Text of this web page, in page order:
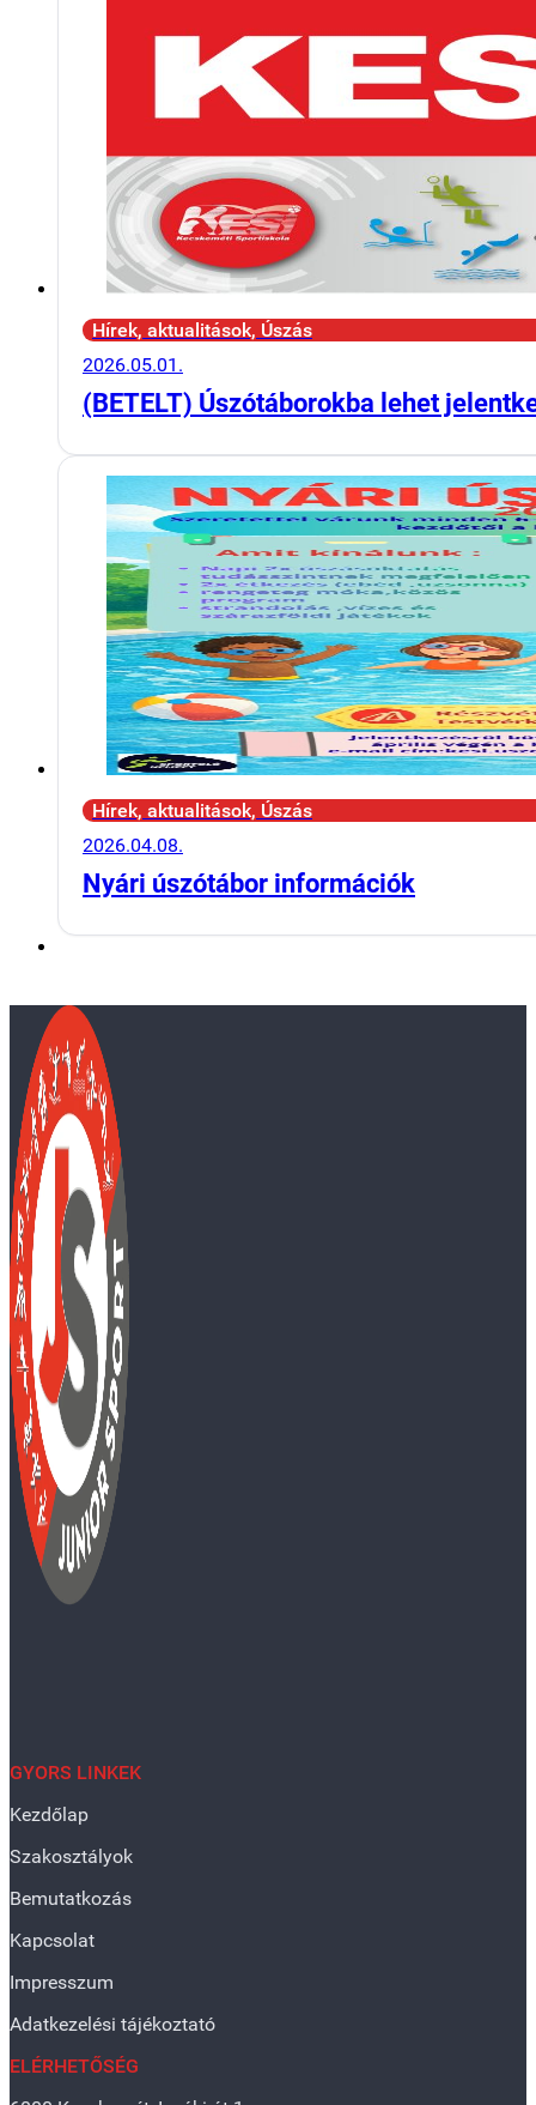
Hírek, aktualitások, Úszás
2026.05.01.
(BETELT) Úszótáborokba lehet
Hírek, aktualitások, Úszás
2026.04.08.
Nyári úszótábor információk
GYORS LINKEK
Kezdőlap
Szakosztályok
Bemutatkozás
Kapcsolat
Impresszum
Adatkezelési tájékoztató
ELÉRHETŐSÉG